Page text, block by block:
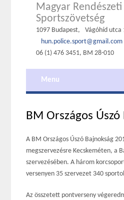
Magyar Rendészeti
Sportszövetség
1097 Budapest,
Vágóhíd utca
hun.police.sport@gmail.com
06 (1) 476 3451, BM 28-010
Menu
BM Országos Úszó
A BM Országos Úszó Bajnokság
megszervezésre Kecskeméten, a
szervezésében. A három
versenyen 35 szervezet 340
Az összetett pontverseny